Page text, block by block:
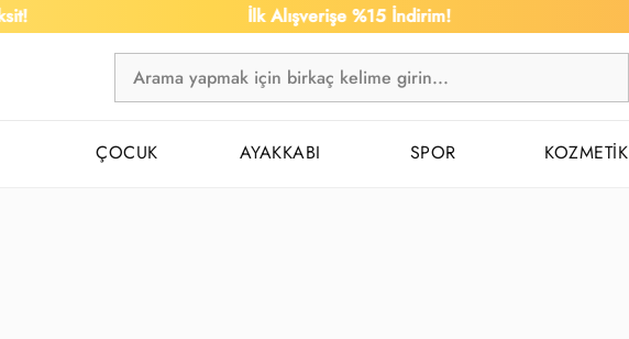
İlk Alışverişe %15 İndirim!
ÇOCUK AYAKKABI SPOR KOZMETİK